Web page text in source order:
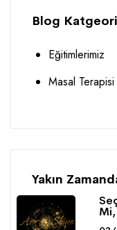
Blog
Eğitimlerimiz
Masal Terapisi
Yakın